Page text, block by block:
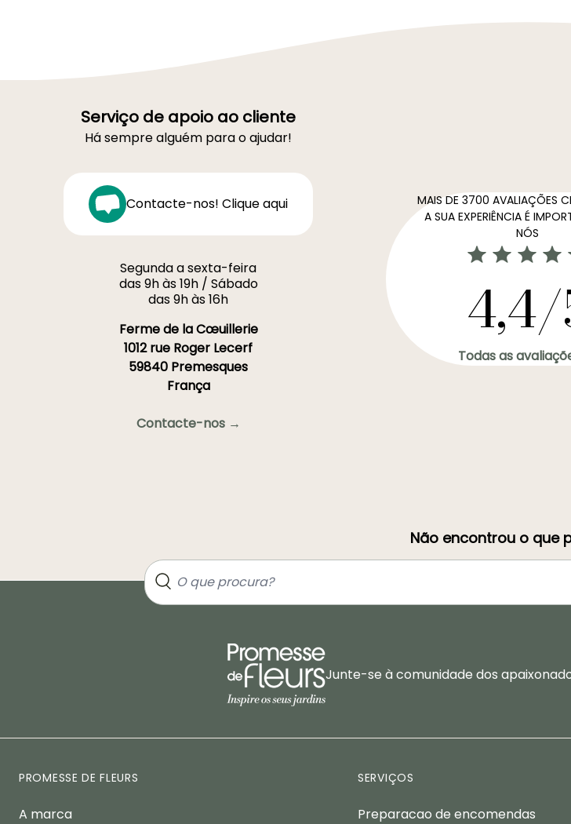
Serviço de apoio ao cliente
Há sempre alguém para o ajudar!
Contacte-nos! Clique aqui
Segunda a sexta-feira
das 9h às 19h / Sábado
das 9h às 16h
Ferme de la Cœuillerie
1012 rue Roger Lecerf
59840 Premesques
França
Contacte-nos →
MAIS DE 3700 AVALIAÇÕES
A SUA EXPERIÊNCIA É
NÓS
Todas as
Não encontrou o que
Junte-se à comunidade dos
PROMESSE DE FLEURS
A marca
SERVIÇOS
Preparacao de encomendas